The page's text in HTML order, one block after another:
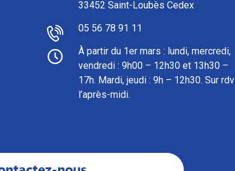
33452 Saint-Loubès Cedex
05 56 78 91 11
À partir du 1er mars : l undi, mercredi,
vendredi : 9h00 – 12h30 et 13h30 –
17h. Mardi, jeudi : 9h – 12h30. Sur rdv
l’après-midi.